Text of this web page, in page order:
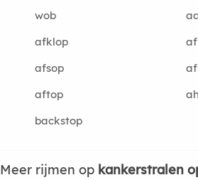
wob
afklop
afsop
aftop
backstop
Meer rijmen op kankerstralen